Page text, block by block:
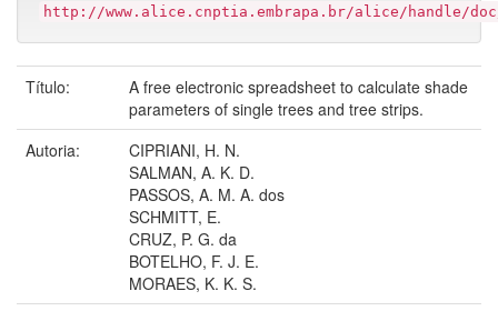
http://www.alice.cnptia.embrapa.br/alice/handle/doc/
Título:
A free electronic spreadsheet to calculate shade
parameters of single trees and tree strips.
Autoria:
CIPRIANI, H. N.
SALMAN, A. K. D.
PASSOS, A. M. A. dos
SCHMITT, E.
CRUZ, P. G. da
BOTELHO, F. J. E.
MORAES, K. K. S.